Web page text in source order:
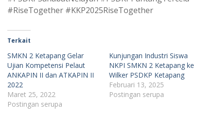
#RiseTogether #KKP2025RiseTogether
Terkait
SMKN 2 Ketapang Gelar
Ujian Kompetensi Pelaut
ANKAPIN II dan ATKAPIN II
2022
Maret 25, 2022
Postingan serupa
Kunjungan Industri Siswa
NKPI SMKN 2 Ketapang ke
Wilker PSDKP Ketapang
Februari 13, 2025
Postingan serupa